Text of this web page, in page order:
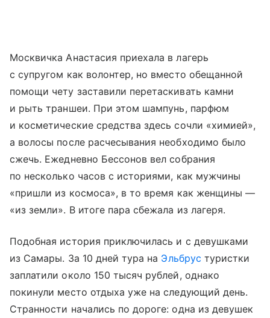
Москвичка Анастасия приехала в лагерь
с супругом как волонтер, но вместо обещанной
помощи чету заставили перетаскивать камни
и рыть траншеи. При этом шампунь, парфюм
и косметические средства здесь сочли «химией»,
а волосы после расчесывания необходимо было
сжечь. Ежедневно Бессонов вел собрания
по несколько часов с историями, как мужчины
«пришли из космоса», в то время как женщины —
«из земли». В итоге пара сбежала из лагеря.
Подобная история приключилась и с девушками
из Самары. За 10 дней тура на Эльбрус туристки
заплатили около 150 тысяч рублей, однако
покинули место отдыха уже на следующий день.
Странности начались по дороге: одна из девушек